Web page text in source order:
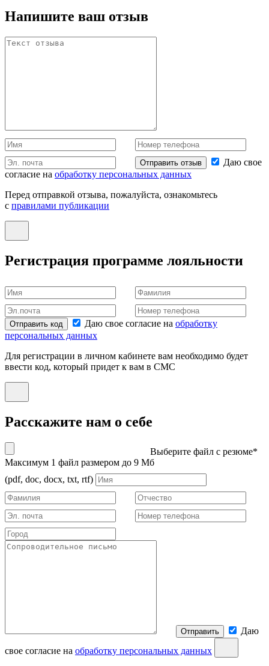
Напишите ваш отзыв
Отправить отзыв
Даю свое
согласие на обработку персональных данных
Перед отправкой отзыва, пожалуйста, ознакомьтесь
с правилами публикации
Регистрация программе лояльности
Отправить код Даю свое согласие на обработку
персональных данных
Для регистрации в личном кабинете вам необходимо будет
ввести код, который придет к вам в СМС
Расскажите нам о себе
Выберите файл с резюме*
Максимум 1 файл размером до 9 Мб
(pdf, doc, docx, txt, rtf)
Отправить
Даю
свое согласие на обработку персональных данных